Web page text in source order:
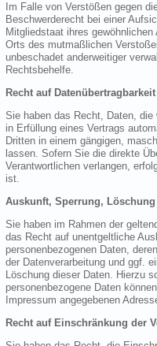
Im Falle von Verstößen gegen
Beschwerderecht bei einer
Mitgliedstaat ihres
Orts des mutmaßlichen
unbeschadet anderweitiger
Rechtsbehelfe.
Recht auf Datenübertragbarkeit
Sie haben das Recht, Daten,
in Erfüllung eines Vertrags
Dritten in einem gängigen,
lassen. Sofern Sie die direkte
Verantwortlichen verlangen,
ist.
Auskunft, Sperrung,
Sie haben im Rahmen der
das Recht auf unentgeltliche
personenbezogenen Daten,
der Datenverarbeitung und ggf.
Löschung dieser Daten. Hierzu
personenbezogene Daten
Impressum angegebenen
Recht auf Einschränkung der